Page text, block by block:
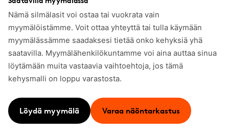
Nämä silmälasit voi ostaa tai vuokrata vain
myymälöistämme. Voit ottaa yhteyttä tai tulla käymään
myymälässämme saadaksesi tietää onko kehyksiä yhä
saatavilla. Myymälähenkilökuntamme voi aina auttaa sinua
löytämään muita vastaavia vaihtoehtoja, jos tämä
kehysmalli on loppu varastosta.
Löydä myymälä Varaa näöntarkastus